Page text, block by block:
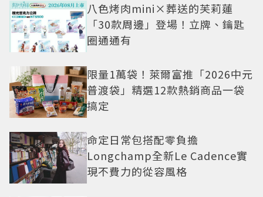
八色烤肉mini×葬送的芙莉蓮
「30款周邊」登場！立牌、鑰匙
圈通通有
限量1萬袋！萊爾富推「2026中元
普渡袋」精選12款熱銷商品一袋
搞定
命定日常包搭配零負擔
Longchamp全新Le Cadence實
現不費力的從容風格